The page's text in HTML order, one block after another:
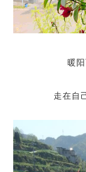
暖
走在自